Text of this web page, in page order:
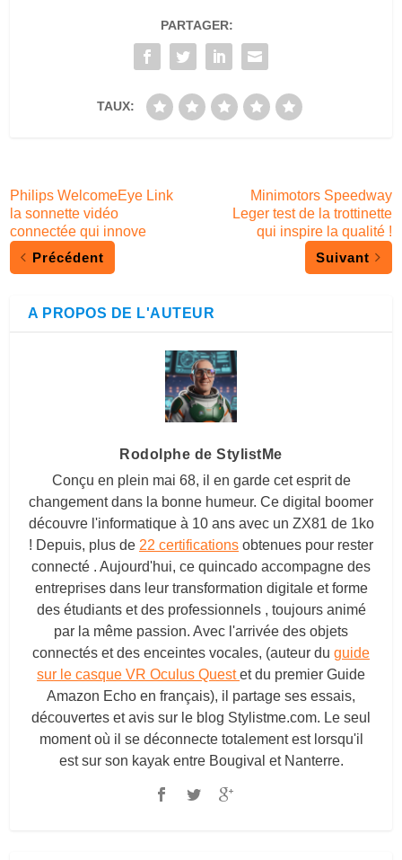
PARTAGER:
TAUX:
Philips WelcomeEye Link
la sonnette vidéo
connectée qui innove
Précédent
Minimotors Speedway
Leger test de la trottinette
qui inspire la qualité !
Suivant
A PROPOS DE L'AUTEUR
Rodolphe de StylistMe
Conçu en plein mai 68, il en garde cet esprit de
changement dans la bonne humeur. Ce digital boomer
découvre l'informatique à 10 ans avec un ZX81 de 1ko
! Depuis, plus de 22 certifications obtenues pour rester
connecté . Aujourd'hui, ce quincado accompagne des
entreprises dans leur transformation digitale et forme
des étudiants et des professionnels , toujours animé
par la même passion. Avec l'arrivée des objets
connectés et des enceintes vocales, (auteur du guide
sur le casque VR Oculus Questet du premier Guide
Amazon Echo en français), il partage ses essais,
découvertes et avis sur le blog Stylistme.com. Le seul
moment où il se déconnecte totalement est lorsqu'il
est sur son kayak entre Bougival et Nanterre.